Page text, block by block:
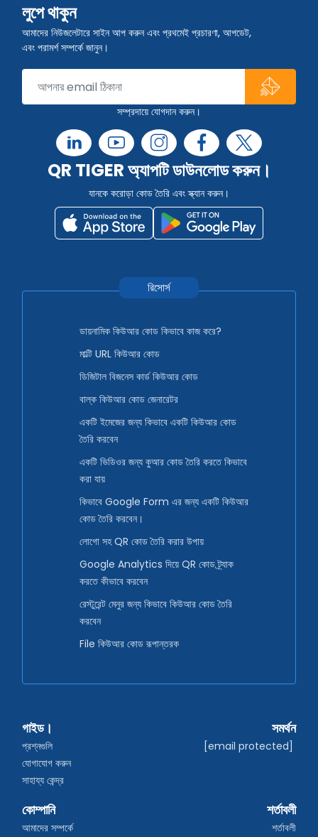
লুপে থাকুন
আমাদের নিউজলেটারে সাইন আপ করুন এবং প্রথমেই প্রচারণা, আপডেট,
এবং পরামর্শ সম্পর্কে জানুন।
সম্প্রদায়ে যোগদান করুন।
QR TIGER অ্যাপটি ডাউনলোড করুন।
যানকে করোড়া কোড তৈরি এবং স্ক্যান করুন।
রিসোর্স
ডায়নামিক কিউআর কোড কিভাবে কাজ করে?
মাল্টি URL কিউআর কোড
ডিজিটাল বিজনেস কার্ড কিউআর কোড
বাল্ক কিউআর কোড জেনারেটর
একটি ইমেজের জন্য কিভাবে একটি কিউআর কোড
তৈরি করবেন
একটি ভিডিওর জন্য কুআর কোড তৈরি করতে কিভাবে
করা যায়
কিভাবে Google Form এর জন্য একটি কিউআর
কোড তৈরি করবেন।
লোগো সহ QR কোড তৈরি করার উপায়
Google Analytics দিয়ে QR কোড ট্র্যাক
করতে কীভাবে করবেন
রেস্টুরেন্ট মেনুর জন্য কিভাবে কিউআর কোড তৈরি
করবেন
File কিউআর কোড রূপান্তরক
গাইড।
প্রশ্নগুলি
যোগাযোগ করুন
সাহায্য কেন্দ্র
সমর্থন
[email protected]
কোম্পানি
আমাদের সম্পর্কে
শর্তাবলী
শর্তাবলী